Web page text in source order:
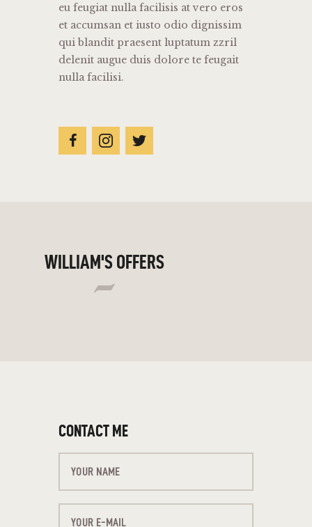
eu feugiat nulla facilisis at vero eros
et accumsan et iusto odio dignissim
qui blandit praesent luptatum zzril
delenit augue duis dolore te feugait
nulla facilisi.
WILLIAM'S OFFERS
CONTACT ME